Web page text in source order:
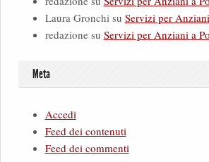
Laura Gronchisu Servizi per
redazionesu Servizi per Anziani a
Meta
Accedi
Feed dei contenuti
Feed dei commenti